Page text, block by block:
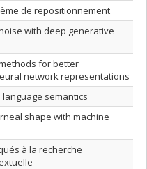
de repositionnement
with deep generative
for better
network representations
semantics
shape with machine
à la recherche